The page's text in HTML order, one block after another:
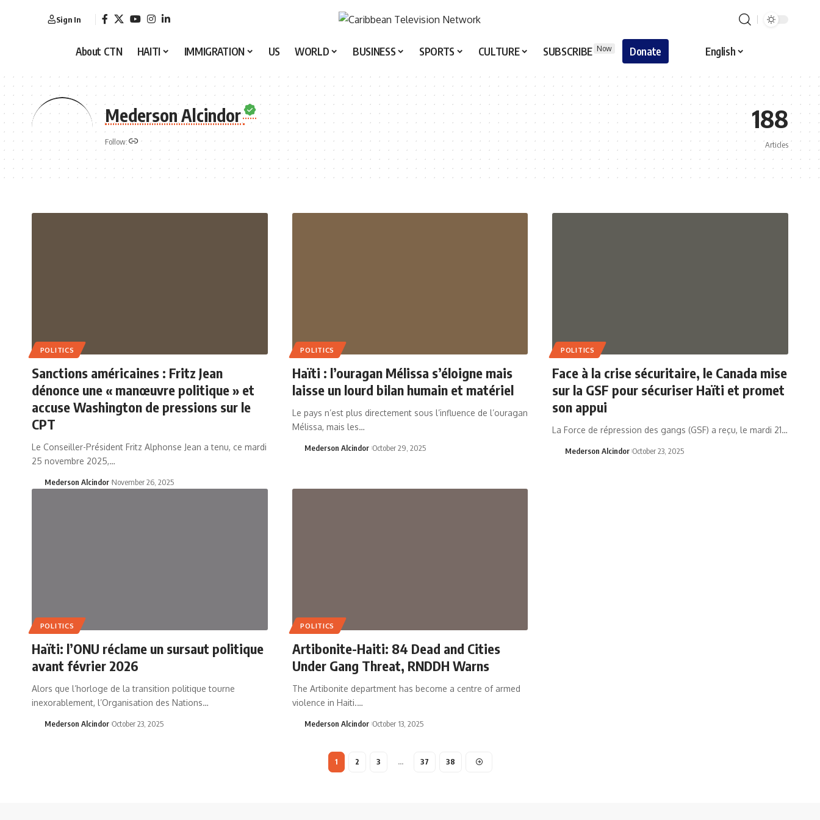
Sign In
About CTN HAITI IMMIGRATION US WORLD BUSINESS SPORTS CULTURE SUBSCRIBE Now Donate English
Mederson Alcindor
Follow:
188
Articles
POLITICS
Sanctions américaines : Fritz Jean
dénonce une « manœuvre politique » et
accuse Washington de pressions sur le
CPT
Le Conseiller-Président Fritz Alphonse Jean a tenu, ce mardi
25 novembre 2025,…
Mederson Alcindor November 26, 2025
POLITICS
Haïti : l’ouragan Mélissa s’éloigne mais
laisse un lourd bilan humain et matériel
Le pays n’est plus directement sous l’influence de l’ouragan
Mélissa, mais les…
Mederson Alcindor October 29, 2025
POLITICS
Face à la crise sécuritaire, le Canada mise
sur la GSF pour sécuriser Haïti et promet
son appui
La Force de répression des gangs (GSF) a reçu, le mardi 21…
Mederson Alcindor October 23, 2025
POLITICS
Haïti: l’ONU réclame un sursaut politique
avant février 2026
Alors que l’horloge de la transition politique tourne
inexorablement, l’Organisation des Nations…
Mederson Alcindor October 23, 2025
POLITICS
Artibonite-Haiti: 84 Dead and Cities
Under Gang Threat, RNDDH Warns
The Artibonite department has become a centre of armed
violence in Haiti.…
Mederson Alcindor October 13, 2025
1 2 3 … 37 38